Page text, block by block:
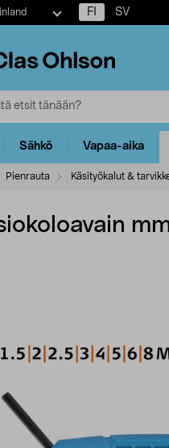
FI SV
Sähkö Vapaa-aika
Pienrauta Käsityökalut &